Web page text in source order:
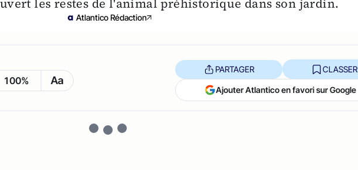
les restes de l'animal préhistorique dans son jardin.
Atlantico Rédaction
100% Aa
PARTAGER CLASSER
Ajouter Atlantico en favori sur Google